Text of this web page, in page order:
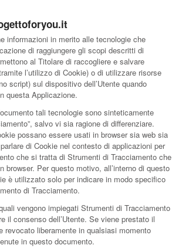
informazioni in merito alle tecnologie che
di raggiungere gli scopi descritti di
al Titolare di raccogliere e salvare
l’utilizzo di Cookie) o di utilizzare risorse
script) sul dispositivo dell’Utente quando
questa Applicazione.
tali tecnologie sono sinteticamente
salvo vi sia ragione di differenziare.
possano essere usati in browser sia web sia
di Cookie nel contesto di applicazioni per
che si tratta di Strumenti di Tracciamento che
browser. Per questo motivo, all’interno di questo
è utilizzato solo per indicare in modo specifico
di Tracciamento.
vengono impiegati Strumenti di Tracciamento
il consenso dell’Utente. Se viene prestato il
revocato liberamente in qualsiasi momento
in questo documento.